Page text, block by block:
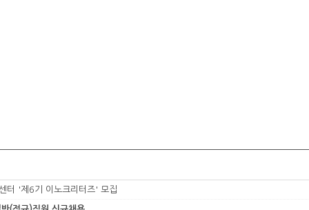
터 '제6기 이노크리터즈' 모집